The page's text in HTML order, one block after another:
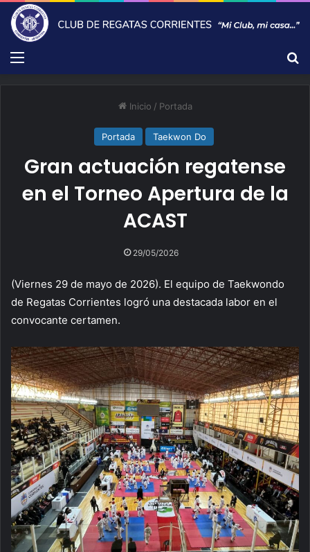
Menú
Inicio / Portada
Portada Taekwon Do
Gran actuación regatense
en el Torneo Apertura de la
ACAST
29/05/2026
(Viernes 29 de mayo de 2026). El equipo de Taekwondo
de Regatas Corrientes logró una destacada labor en el
convocante certamen.